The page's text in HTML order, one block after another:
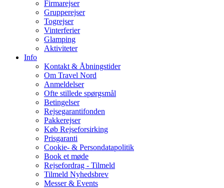
Firmarejser
Grupperejser
Togrejser
Vinterferier
Glamping
Aktiviteter
Info
Kontakt & Åbningstider
Om Travel Nord
Anmeldelser
Ofte stillede spørgsmål
Betingelser
Rejsegarantifonden
Pakkerejser
Køb Rejseforsirking
Prisgaranti
Cookie- & Persondatapolitik
Book et møde
Rejsefordrag - Tilmeld
Tilmeld Nyhedsbrev
Messer & Events